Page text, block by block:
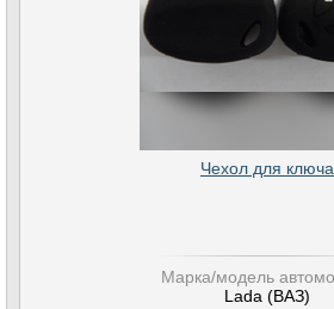
Чехол для ключа
Марка/модель
Lada (ВАЗ)